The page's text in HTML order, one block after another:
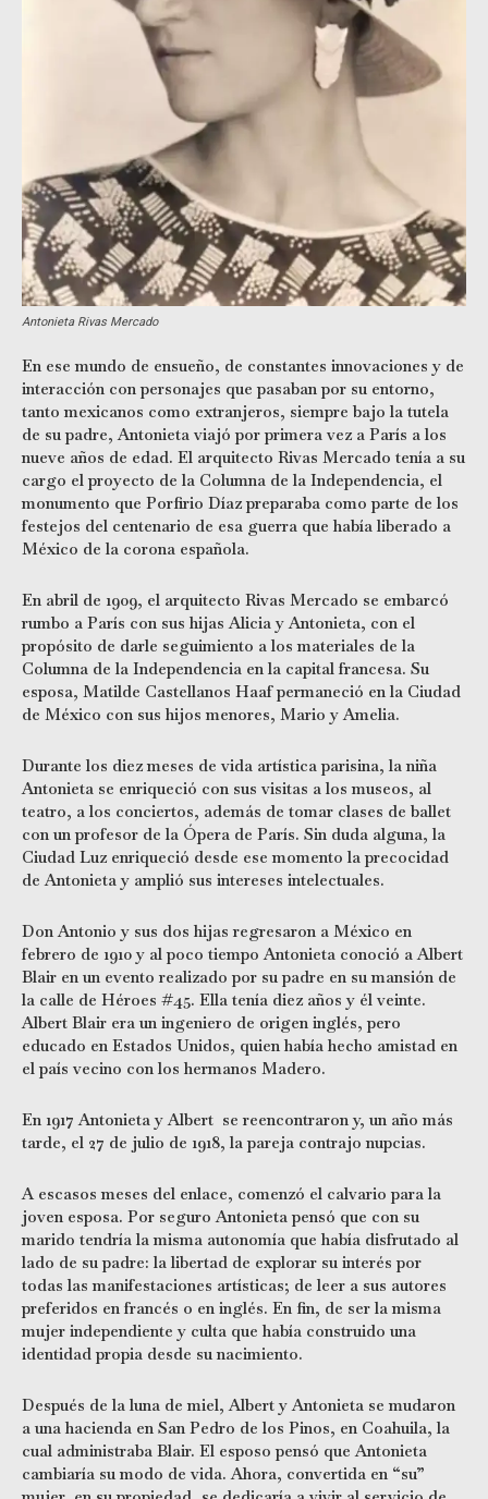
Antonieta Rivas Mercado
En ese mundo de ensueño, de constantes innovaciones y de
interacción con personajes que pasaban por su entorno,
tanto mexicanos como extranjeros, siempre bajo la tutela
de su padre, Antonieta viajó por primera vez a París a los
nueve años de edad. El arquitecto Rivas Mercado tenía a su
cargo el proyecto de la Columna de la Independencia, el
monumento que Porfirio Díaz preparaba como parte de los
festejos del centenario de esa guerra que había liberado a
México de la corona española.
En abril de 1909, el arquitecto Rivas Mercado se embarcó
rumbo a París con sus hijas Alicia y Antonieta, con el
propósito de darle seguimiento a los materiales de la
Columna de la Independencia en la capital francesa. Su
esposa, Matilde Castellanos Haaf permaneció en la Ciudad
de México con sus hijos menores, Mario y Amelia.
Durante los diez meses de vida artística parisina, la niña
Antonieta se enriqueció con sus visitas a los museos, al
teatro, a los conciertos, además de tomar clases de ballet
con un profesor de la Ópera de París. Sin duda alguna, la
Ciudad Luz enriqueció desde ese momento la precocidad
de Antonieta y amplió sus intereses intelectuales.
Don Antonio y sus dos hijas regresaron a México en
febrero de 1910 y al poco tiempo Antonieta conoció a Albert
Blair en un evento realizado por su padre en su mansión de
la calle de Héroes #45. Ella tenía diez años y él veinte.
Albert Blair era un ingeniero de origen inglés, pero
educado en Estados Unidos, quien había hecho amistad en
el país vecino con los hermanos Madero.
En 1917 Antonieta y Albert se reencontraron y, un año más
tarde, el 27 de julio de 1918, la pareja contrajo nupcias.
A escasos meses del enlace, comenzó el calvario para la
joven esposa. Por seguro Antonieta pensó que con su
marido tendría la misma autonomía que había disfrutado al
lado de su padre: la libertad de explorar su interés por
todas las manifestaciones artísticas; de leer a sus autores
preferidos en francés o en inglés. En fin, de ser la misma
mujer independiente y culta que había construido una
identidad propia desde su nacimiento.
Después de la luna de miel, Albert y Antonieta se mudaron
a una hacienda en San Pedro de los Pinos, en Coahuila, la
cual administraba Blair. El esposo pensó que Antonieta
cambiaría su modo de vida. Ahora, convertida en “su”